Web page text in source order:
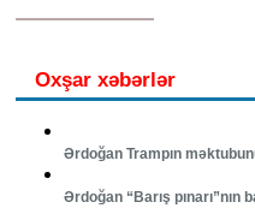
Oxşar xəbərlər
Ərdoğan Trampın
Ərdoğan “Barış pınarı”nın